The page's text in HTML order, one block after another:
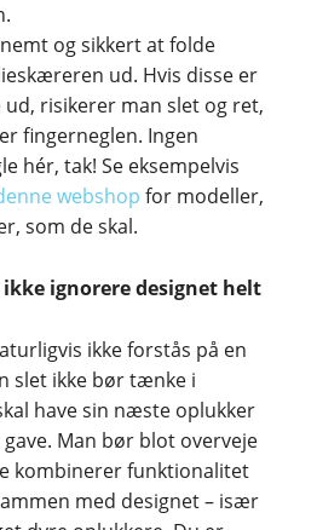
og sikkert at folde
ud. Hvis disse er
risikerer man slet og ret,
fingerneglen. Ingen
hér, tak! Se eksempelvis
webshop for modeller,
som de skal.
ignorere designet helt
ikke forstås på en
slet ikke bør tænke i
have sin næste oplukker
Man bør blot overveje
kombinerer funktionalitet
med designet – især